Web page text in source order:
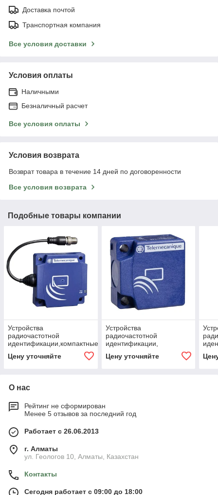
Доставка почтой
Транспортная компания
Все условия доставки
Условия оплаты
Наличными
Безналичный расчет
Все условия оплаты
Условия возврата
Возврат товара в течение 14 дней по договоренности
Все условия возврата
Подобные товары компании
Устройства
радиочастотной
идентификации,компактные
Цену уточняйте
Устройства
радиочастотной
идентификации,
Цену уточняйте
О нас
Рейтинг не сформирован
Менее 5 отзывов за последний год
Работает с 26.06.2013
г. Алматы
ул. Геологов 10, Алматы, Казахстан
Контакты
Сегодня работает с 09:00 до 18:00